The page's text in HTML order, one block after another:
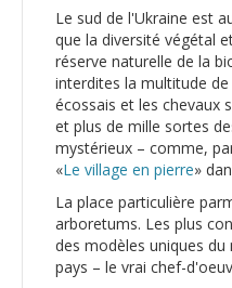
Le sud de l'Ukraine est
que la diversité végétal
réserve naturelle de la
interdites la multitude
écossais et les chevaux
et plus de mille sortes
mystérieux – comme,
«Le village en pierre»
La place particulière
arboretums. Les plus
des modèles uniques
pays – le vrai chef-